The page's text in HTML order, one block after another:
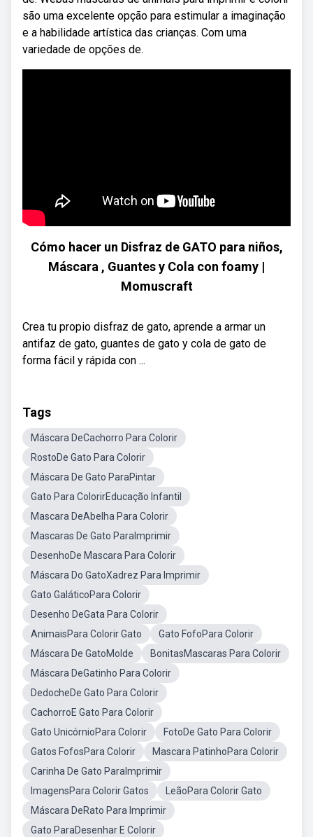
são uma excelente opção para estimular a imaginação
e a habilidade artística das crianças. Com uma
variedade de opções de.
Cómo hacer un Disfraz de GATO para niños,
Máscara , Guantes y Cola con foamy |
Momuscraft
Crea tu propio disfraz de gato, aprende a armar un
antifaz de gato, guantes de gato y cola de gato de
forma fácil y rápida con ...
Tags
Máscara DeCachorro Para Colorir
RostoDe Gato Para Colorir
Máscara De Gato ParaPintar
Gato Para ColorirEducação Infantil
Mascara DeAbelha Para Colorir
Mascaras De Gato ParaImprimir
DesenhoDe Mascara Para Colorir
Máscara Do GatoXadrez Para Imprimir
Gato GaláticoPara Colorir
Desenho DeGata Para Colorir
AnimaisPara Colorir Gato
Gato FofoPara Colorir
Máscara De GatoMolde
BonitasMascaras Para Colorir
Máscara DeGatinho Para Colorir
DedocheDe Gato Para Colorir
CachorroE Gato Para Colorir
Gato UnicórnioPara Colorir
FotoDe Gato Para Colorir
Gatos FofosPara Colorir
Mascara PatinhoPara Colorir
Carinha De Gato ParaImprimir
ImagensPara Colorir Gatos
LeãoPara Colorir Gato
Máscara DeRato Para Imprimir
Gato ParaDesenhar E Colorir